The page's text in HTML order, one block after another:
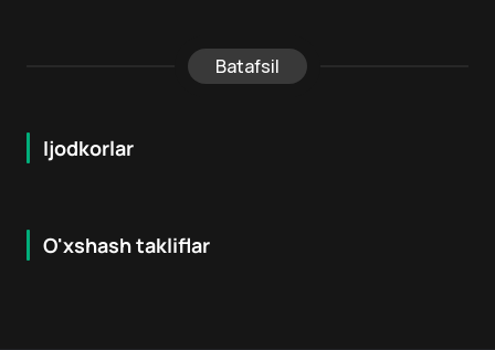
Batafsil
Ijodkorlar
O'xshash takliflar
16 + 7.9